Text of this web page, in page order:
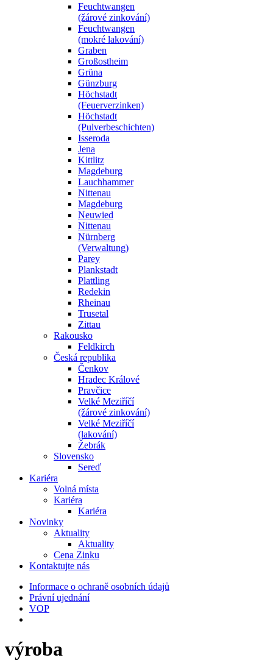
Feuchtwangen
(žárové zinkování)
Feuchtwangen
(mokré lakování)
Graben
Großostheim
Grüna
Günzburg
Höchstadt
(Feuerverzinken)
Höchstadt
(Pulverbeschichten)
Isseroda
Jena
Kittlitz
Magdeburg
Lauchhammer
Nittenau
Magdeburg
Neuwied
Nittenau
Nürnberg
(Verwaltung)
Parey
Plankstadt
Plattling
Redekin
Rheinau
Trusetal
Zittau
Rakousko
Feldkirch
Česká republika
Čenkov
Hradec Králové
Pravčice
Velké Meziříčí
(žárové zinkování)
Velké Meziříčí
(lakování)
Žebrák
Slovensko
Sereď
Kariéra
Volná místa
Kariéra
Kariéra
Novinky
Aktuality
Aktuality
Cena Zinku
Kontaktujte nás
Informace o ochraně osobních údajů
Právní ujednání
VOP
výroba